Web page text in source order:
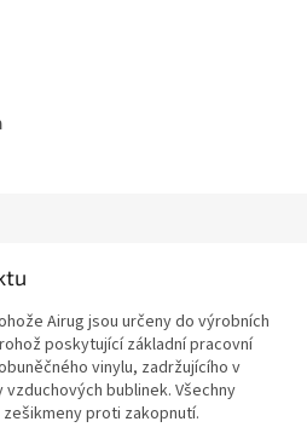
Airug jsou určeny do výrobních
poskytující základní pracovní
vinylu, zadržujícího v
bublinek. Všechny
proti zakopnutí.